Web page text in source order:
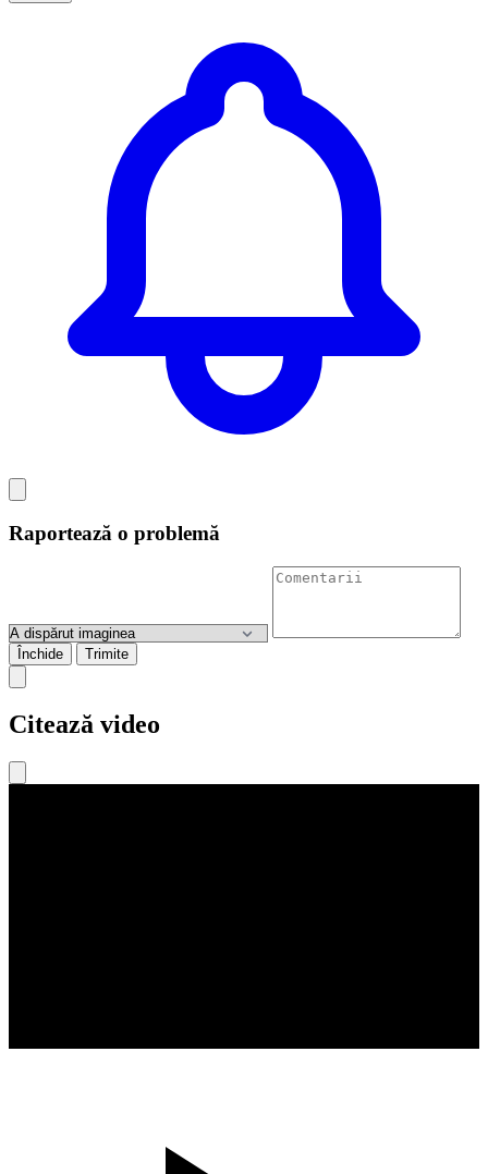
Raportează o problemă
Închide Trimite
Citează video